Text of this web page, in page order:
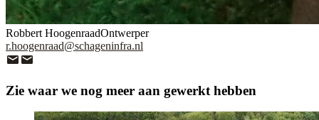
Robbert HoogenraadOntwerper
r.hoogenraad@schageninfra.nl
Zie waar we nog meer aan gewerkt hebben